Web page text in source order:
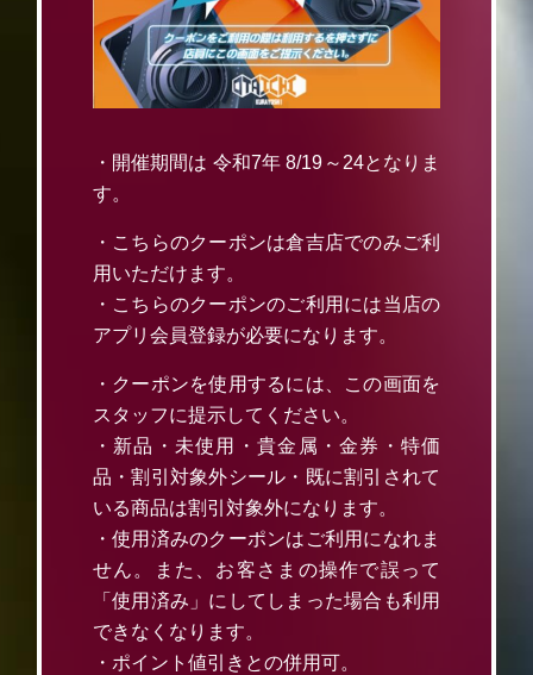
・開催期間は 令和7年 8/19～24となりま
す。
・こちらのクーポンは倉吉店でのみご利
用いただけます。
・こちらのクーポンのご利用には当店の
アプリ会員登録が必要になります。
・クーポンを使用するには、この画面を
スタッフに提示してください。
・新品・未使用・貴金属・金券・特価
品・割引対象外シール・既に割引されて
いる商品は割引対象外になります。
・使用済みのクーポンはご利用になれま
せん。また、お客さまの操作で誤って
「使用済み」にしてしまった場合も利用
できなくなります。
・ポイント値引きとの併用可。